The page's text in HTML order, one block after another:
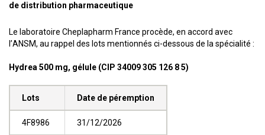
de distribution pharmaceutique
Le laboratoire Cheplapharm France procède, en accord avec
l’ANSM, au rappel des lots mentionnés ci-dessous de la spécialité :
Hydrea 500 mg, gélule (CIP 34009 305 126 8 5)
Lots Date de péremption
4F8986 31/12/2026